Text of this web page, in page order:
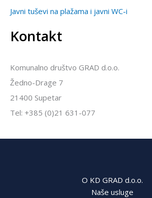
Javni tuševi na plažama i javni WC-i
Kontakt
Komunalno društvo GRAD d.o.o.
Žedno-Drage 7
21400 Supetar
Tel: +385 (0)21 631-077
O KD GRAD d.o.o.
Naše usluge